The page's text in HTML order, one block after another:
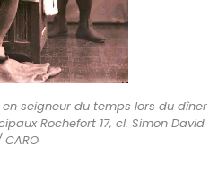
seigneur du temps lors du dîner
Rochefort 17, cl. Simon David
CARO